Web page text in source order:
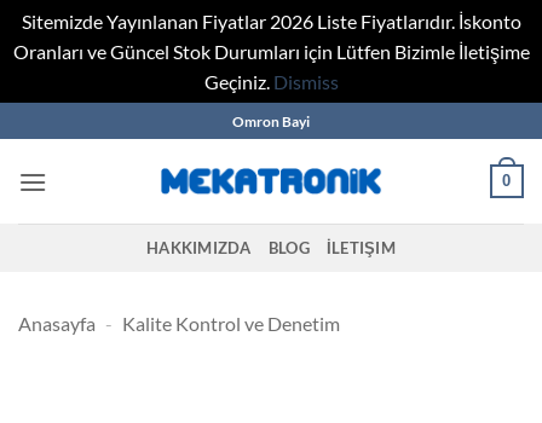
Sitemizde Yayınlanan Fiyatlar 2026 Liste Fiyatlarıdır. İskonto
Oranları ve Güncel Stok Durumları için Lütfen Bizimle İletişime
Geçiniz. Dismiss
to
content
Omron Bayi
0
HAKKIMIZDA BLOG İLETIŞIM
Anasayfa - Kalite Kontrol ve Denetim